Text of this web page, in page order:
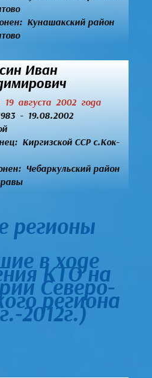
Кунашакский район
Иван
19 августа 2002 года
- 19.08.2002
Киргизской ССР с.Кок-
Чебаркульский район
регионы
в ходе
КТО на
Северо-
региона
2012г.)